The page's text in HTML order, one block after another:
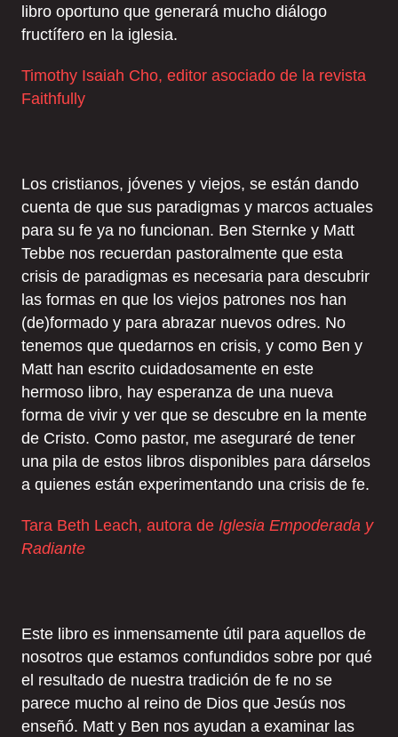
libro oportuno que generará mucho diálogo
fructífero en la iglesia.
Timothy Isaiah Cho, editor asociado de la revista
Faithfully
Los cristianos, jóvenes y viejos, se están dando
cuenta de que sus paradigmas y marcos actuales
para su fe ya no funcionan. Ben Sternke y Matt
Tebbe nos recuerdan pastoralmente que esta
crisis de paradigmas es necesaria para descubrir
las formas en que los viejos patrones nos han
(de)formado y para abrazar nuevos odres. No
tenemos que quedarnos en crisis, y como Ben y
Matt han escrito cuidadosamente en este
hermoso libro, hay esperanza de una nueva
forma de vivir y ver que se descubre en la mente
de Cristo. Como pastor, me aseguraré de tener
una pila de estos libros disponibles para dárselos
a quienes están experimentando una crisis de fe.
Tara Beth Leach, autora de Iglesia Empoderada y
Radiante
Este libro es inmensamente útil para aquellos de
nosotros que estamos confundidos sobre por qué
el resultado de nuestra tradición de fe no se
parece mucho al reino de Dios que Jesús nos
enseñó. Matt y Ben nos ayudan a examinar las